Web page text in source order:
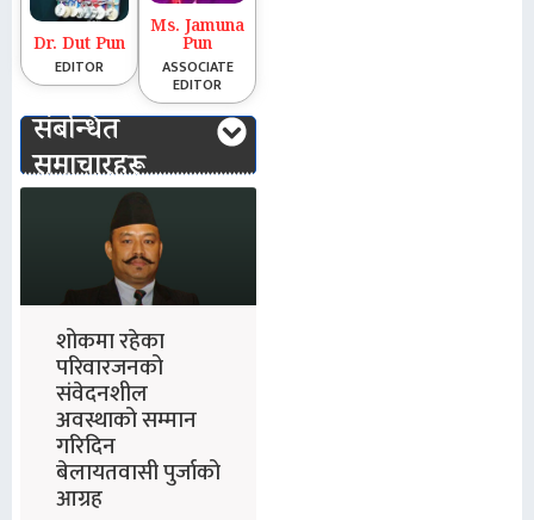
Dr. Dut Pun
EDITOR
Ms. Jamuna
Pun
ASSOCIATE
EDITOR
संबन्धित
समाचारहरू
शोकमा रहेका
परिवारजनको
संवेदनशील
अवस्थाको सम्मान
गरिदिन
बेलायतवासी पुर्जाको
आग्रह